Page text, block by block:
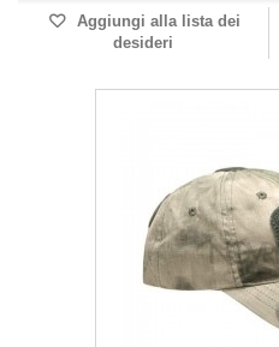
Aggiungi alla lista dei
desideri